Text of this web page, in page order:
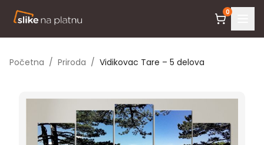
0
Početna / Priroda / Vidikovac Tare – 5 delova